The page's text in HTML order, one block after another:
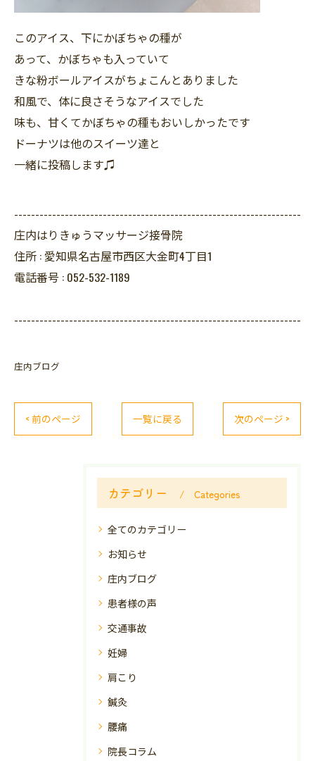
このアイス、下にかぼちゃの種が
あって、かぼちゃも入っていて
きな粉ボールアイスがちょこんとありました
和風で、体に良さそうなアイスでした
味も、甘くてかぼちゃの種もおいしかったです
ドーナツは他のスイーツ達と
一緒に投稿します♫
--------------------------------------------------------------------
庄内はりきゅうマッサージ接骨院
住所 : 愛知県名古屋市西区大金町4丁目1
電話番号 : 052-532-1189
--------------------------------------------------------------------
庄内ブログ
< 前のページ 一覧に戻る 次のページ >
カテゴリー Categories
全てのカテゴリー
お知らせ
庄内ブログ
患者様の声
交通事故
妊婦
肩こり
鍼灸
腰痛
院長コラム